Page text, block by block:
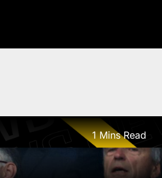
1 Mins Read